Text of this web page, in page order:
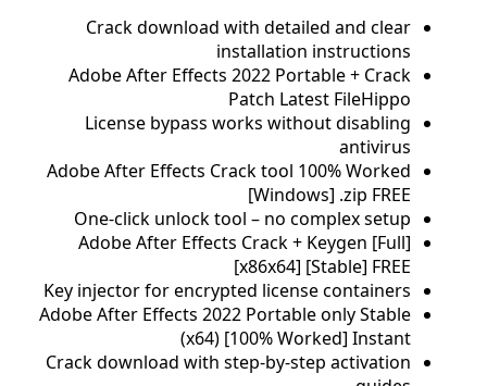
Crack download with detailed and clear
installation instructions
Adobe After Effects 2022 Portable + Crack
Patch Latest FileHippo
License bypass works without disabling
antivirus
Adobe After Effects Crack tool 100% Worked
[Windows] .zip FREE
One-click unlock tool – no complex setup
Adobe After Effects Crack + Keygen [Full]
[x86x64] [Stable] FREE
Key injector for encrypted license containers
Adobe After Effects 2022 Portable only Stable
(x64) [100% Worked] Instant
Crack download with step-by-step activation